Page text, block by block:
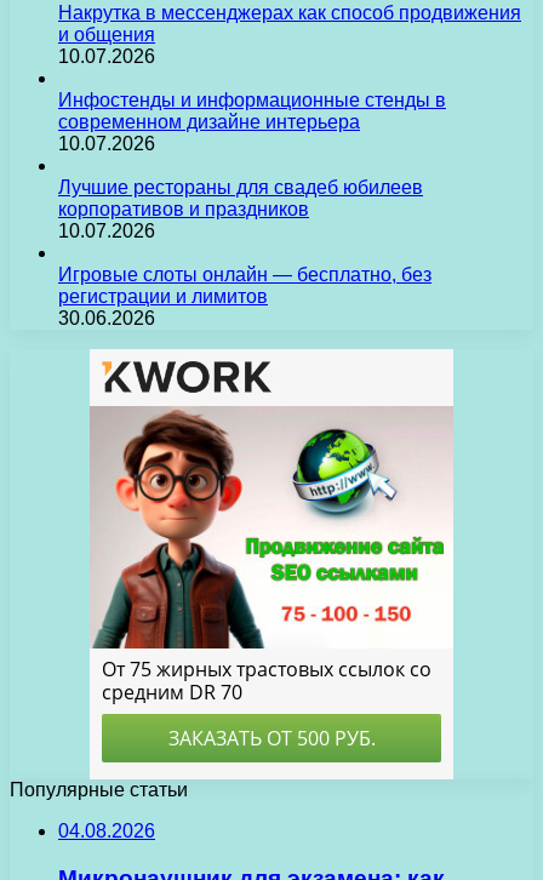
Накрутка в мессенджерах как способ продвижения
и общения
10.07.2026
Инфостенды и информационные стенды в
современном дизайне интерьера
10.07.2026
Лучшие рестораны для свадеб юбилеев
корпоративов и праздников
10.07.2026
Игровые слоты онлайн — бесплатно, без
регистрации и лимитов
30.06.2026
Популярные статьи
04.08.2026